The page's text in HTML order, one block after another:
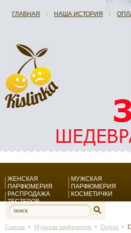
ГЛАВНАЯ НАША ИСТОРИЯ
ЖЕНСКАЯ
ПАРФЮМЕРИЯ
МУЖСКАЯ
ПАРФЮМЕРИЯ
РАСПРОДАЖА
ТЕСТЕРОВ
КОСМЕТИЧКИ
Главная » Мужская парфюмерия » Dupont »